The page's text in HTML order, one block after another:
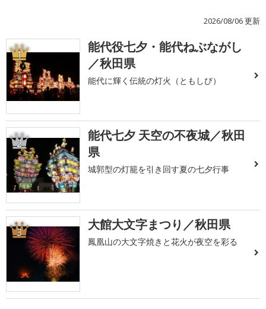
2026/08/06 更新
1
能代役七夕・能代ねぶながし
／秋田県
能代に輝く伝統の灯火（ともしび）
2
能代七夕 天空の不夜城／秋田
県
城郭型の灯籠を引き回す夏の七夕行事
3 大館大文字まつり／秋田県
鳳凰山の大文字焼きと花火が夜空を彩る